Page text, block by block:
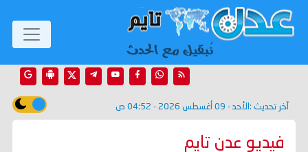
آخر تحديث : الأحد - 09 أغسطس 2026 - 04:52 ص
فيديو عدن تايم